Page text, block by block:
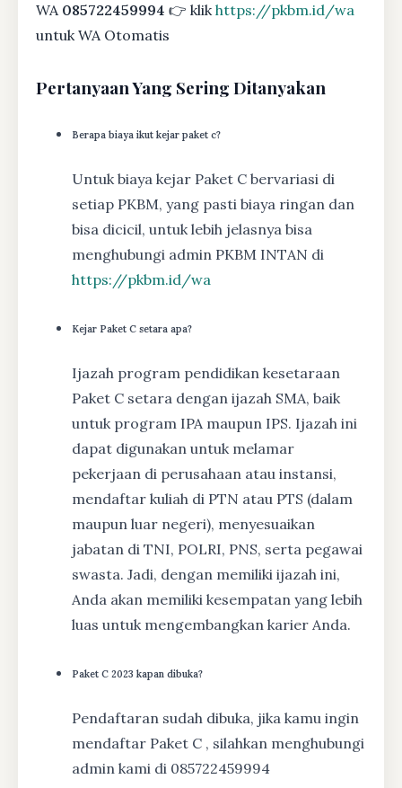
WA 085722459994 👉 klikhttps://pkbm.id/wa
untuk WA Otomatis
Pertanyaan Yang Sering Ditanyakan
Berapa biaya ikut kejar paket c?
Untuk biaya kejar Paket C bervariasi di
setiap PKBM, yang pasti biaya ringan dan
bisa dicicil, untuk lebih jelasnya bisa
menghubungi admin PKBM INTAN di
https://pkbm.id/wa
Kejar Paket C setara apa?
Ijazah program pendidikan kesetaraan
Paket C setara dengan ijazah SMA, baik
untuk program IPA maupun IPS. Ijazah ini
dapat digunakan untuk melamar
pekerjaan di perusahaan atau instansi,
mendaftar kuliah di PTN atau PTS (dalam
maupun luar negeri), menyesuaikan
jabatan di TNI, POLRI, PNS, serta pegawai
swasta. Jadi, dengan memiliki ijazah ini,
Anda akan memiliki kesempatan yang lebih
luas untuk mengembangkan karier Anda.
Paket C 2023 kapan dibuka?
Pendaftaran sudah dibuka, jika kamu ingin
mendaftar Paket C , silahkan menghubungi
admin kami di 085722459994